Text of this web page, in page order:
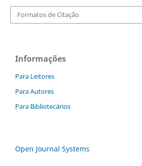
Formatos de Citação
Informações
Para Leitores
Para Autores
Para Bibliotecários
Open Journal Systems